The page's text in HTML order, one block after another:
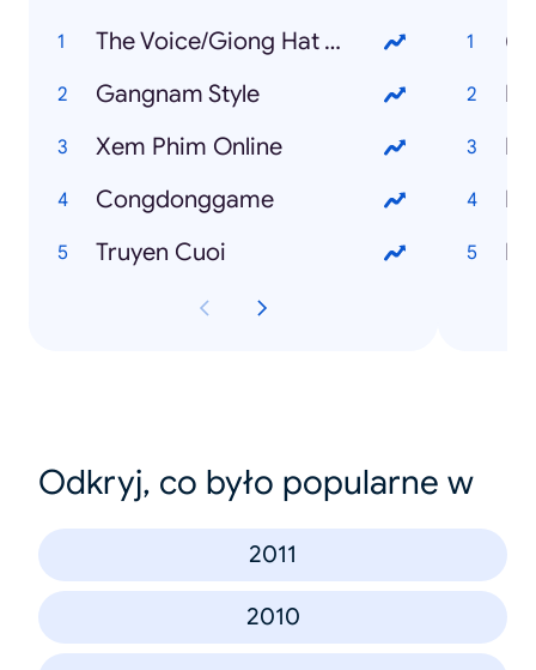
The Voice/Giong Hat Viet
Gangnam Style
Xem Phim Online
Congdonggame
Truyen Cuoi
I
Odkryj, co było popularne w
2011
2010